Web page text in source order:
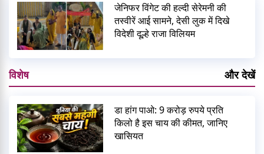
जेनिफर विंगेट की हल्दी सेरेमनी की
तस्वीरें आई सामने, देसी लुक में दिखे
विदेशी दूल्हे राजा विलियम
विशेष और देखें
डा हांग पाओ: 9 करोड़ रुपये प्रति
किलो है इस चाय की कीमत, जानिए
खासियत